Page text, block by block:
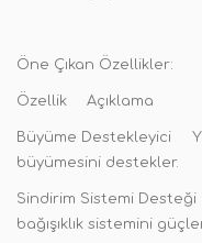
Öne Çıkan Özellikler:
Özellik Açıklama
Büyüme Destekleyici
büyümesini destekler.
Sindirim Sistemi Desteği
bağışıklık sistemini